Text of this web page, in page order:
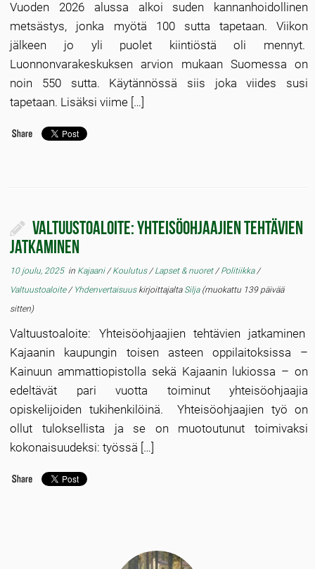
Vuoden 2026 alussa alkoi suden kannanhoidollinen
metsästys, jonka myötä 100 sutta tapetaan. Viikon
jälkeen jo yli puolet kiintiöstä oli mennyt.
Luonnonvarakeskuksen arvion mukaan Suomessa on
noin 550 sutta. Käytännössä siis joka viides susi
tapetaan. Lisäksi viime […]
Valtuustoaloite: Yhteisöohjaajien tehtävien
jatkaminen
10 joulu, 2025in Kajaani/Koulutus/Lapset & nuoret/Politiikka/
Valtuustoaloite/ Yhdenvertaisuus kirjoittajalta Silja(muokattu 139 päivää
sitten)
Valtuustoaloite: Yhteisöohjaajien tehtävien jatkaminen
Kajaanin kaupungin toisen asteen oppilaitoksissa –
Kainuun ammattiopistolla sekä Kajaanin lukiossa – on
edeltävät pari vuotta toiminut yhteisöohjaajia
opiskelijoiden tukihenkilöinä. Yhteisöohjaajien työ on
ollut tuloksellista ja se on muotoutunut toimivaksi
kokonaisuudeksi: työssä […]